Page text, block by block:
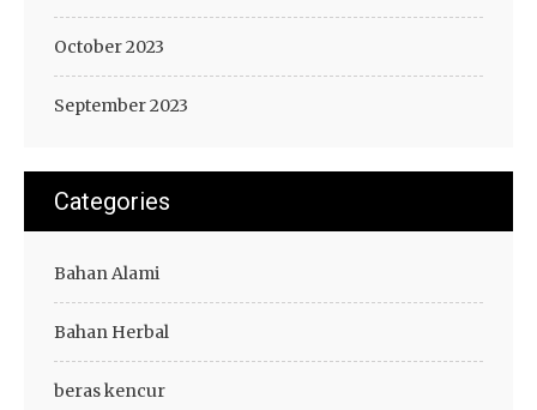
October 2023
September 2023
Categories
Bahan Alami
Bahan Herbal
beras kencur